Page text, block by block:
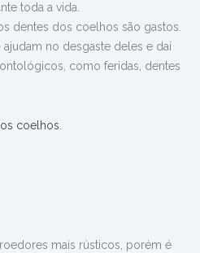
toda a vida.
dentes dos coelhos são gastos.
no desgaste deles e daí
como feridas, dentes
coelhos.
mais rústicos, porém é